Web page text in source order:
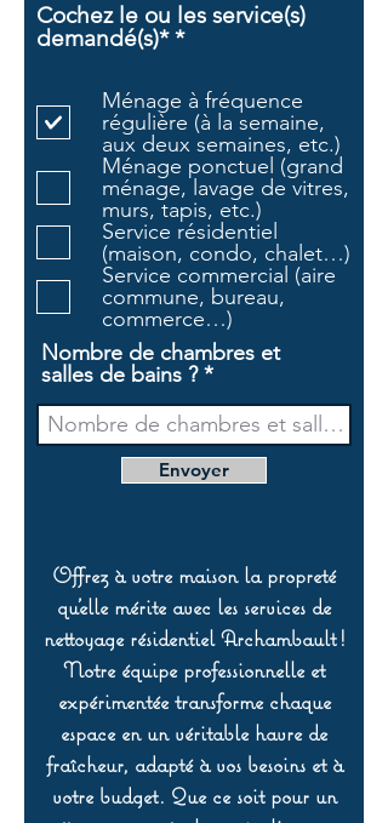
Cochez le ou les service(s)
demandé(s)* *O
g
a
t
o
i
r
e
Ménage à fréquence
régulière (à la semaine,
aux deux semaines, etc.)
Ménage ponctuel (grand
ménage, lavage de vitres,
murs, tapis, etc.)
Service résidentiel
(maison, condo, chalet…)
Service commercial (aire
commune, bureau,
commerce…)
Nombre de chambres et
salles de bains ?
Envoyer
Offrez à votre maison la propreté
qu’elle mérite avec les services de
nettoyage résidentiel Archambault !
Notre équipe professionnelle et
expérimentée transforme chaque
espace en un véritable havre de
fraîcheur, adapté à vos besoins et à
votre budget. Que ce soit pour un